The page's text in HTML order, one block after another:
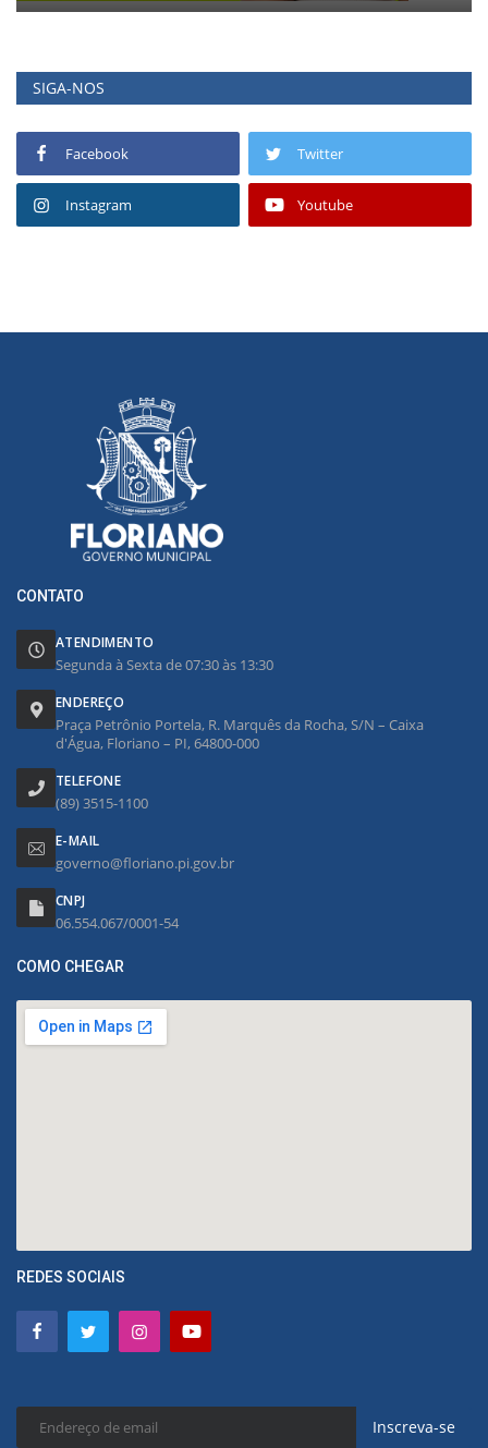
SIGA-NOS
Facebook Twitter
Instagram Youtube
CONTATO
ATENDIMENTO
Segunda à Sexta de 07:30 às 13:30
ENDEREÇO
Praça Petrônio Portela, R. Marquês da Rocha, S/N – Caixa
d'Água, Floriano – PI, 64800-000
TELEFONE
(89) 3515-1100
E-MAIL
governo@floriano.pi.gov.br
CNPJ
06.554.067/0001-54
COMO CHEGAR
REDES SOCIAIS
Inscreva-se